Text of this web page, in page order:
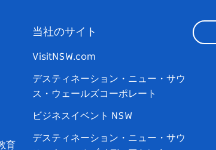
育
当社のサイト
VisitNSW.com
デスティネーション・ニュー・サウ
ス・ウェールズコーポレート
ビジネスイベント NSW
デスティネーション・ニュー・サウ